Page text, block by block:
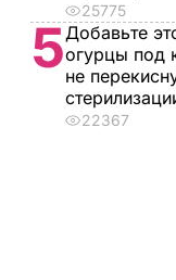
25775
5Добавьте
огурцы под
не
22367